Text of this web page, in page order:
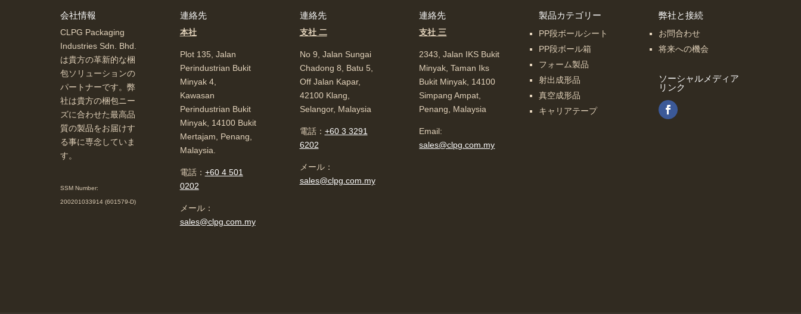
会社情報
CLPG Packaging
Industries Sdn. Bhd.
は貴方の革新的な梱
包ソリューションの
パートナーです。弊
社は貴方の梱包ニー
ズに合わせた最高品
質の製品をお届けす
る事に専念していま
す。
SSM Number:
200201033914 (601579-D)
連絡先
本社
Plot 135, Jalan
Perindustrian Bukit
Minyak 4,
Kawasan
Perindustrian Bukit
Minyak, 14100 Bukit
Mertajam, Penang,
Malaysia.
電話： +60 4 501
0202
メール：
sales@clpg.com.my
連絡先
支社 二
No 9, Jalan Sungai
Chadong 8, Batu 5,
Off Jalan Kapar,
42100 Klang,
Selangor, Malaysia
電話： +60 3 3291
6202
メール：
sales@clpg.com.my
連絡先
支社 三
2343, Jalan IKS Bukit
Minyak, Taman Iks
Bukit Minyak, 14100
Simpang Ampat,
Penang, Malaysia
Email:
sales@clpg.com.my
製品カテゴリー
PP段ボールシート
PP段ボール箱
フォーム製品
射出成形品
真空成形品
キャリアテープ
弊社と接続
お問合わせ
将来への機会
ソーシャルメディア
リンク